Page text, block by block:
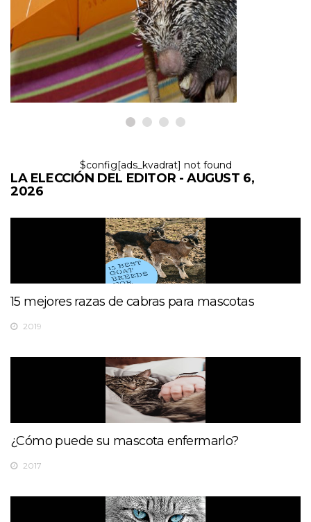
Lista de 40 mascotas exóticas
raras y únicas
6,2026
$config[ads_kvadrat] not found
LA ELECCIÓN DEL EDITOR - AUGUST 6,
2026
15 mejores razas de cabras para mascotas
2019
¿Cómo puede su mascota enfermarlo?
2017